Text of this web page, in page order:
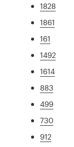
1828
1861
161
1492
1614
883
499
730
912